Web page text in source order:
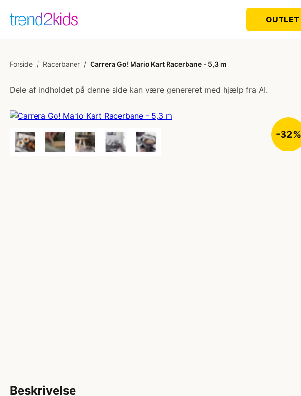
OUTLET
Forside / Racerbaner / Carrera Go! Mario Kart Racerbane - 5,3 m
Dele af indholdet på denne side kan være genereret med hjælp fra AI.
-32%
Beskrivelse